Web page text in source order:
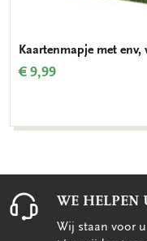
Kaartenmapje met
€ 9,99
WE HELPEN
Wij staan voor